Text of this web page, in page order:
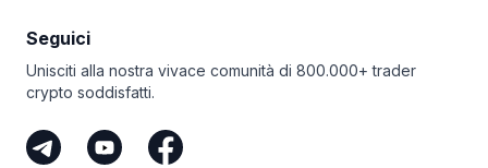
e ordini smart illimitati. Per non parlare dei futures, trailing
e del Take Profit per tutti i bot. Niente più FOMO: questo
piano ti consente di trarre profitto da ogni opportunità!
semplice per automatizzare i tuoi profitti. Perché non
iscriverti oggi e scatenare la tua anima crypto
Seguici
Unisciti alla nostra vivace comunità di 800.000+ trader
crypto soddisfatti.